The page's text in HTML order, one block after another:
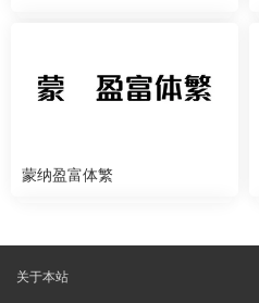
蒙纳盈富体繁
关于本站